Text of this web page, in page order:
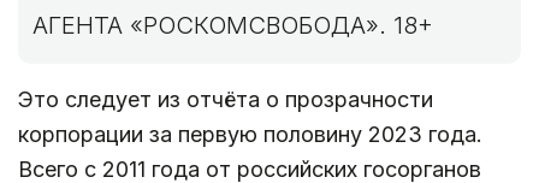
АГЕНТА «РОСКОМСВОБОДА». 18+
Это следует из отчёта о прозрачности
корпорации за первую половину 2023 года.
Всего с 2011 года от российских госорганов